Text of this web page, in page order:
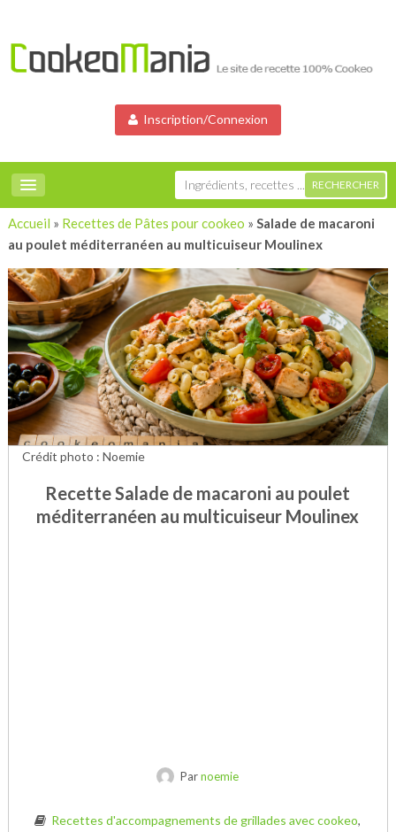
Inscription/Connexion
Accueil » Recettes de Pâtes pour cookeo » Salade de macaroni
au poulet méditerranéen au multicuiseur Moulinex
Recette Salade de macaroni au poulet
méditerranéen au multicuiseur Moulinex
Parnoemie
Recettes d'accompagnements de grillades avec cookeo,
Crédit photo : Noemie